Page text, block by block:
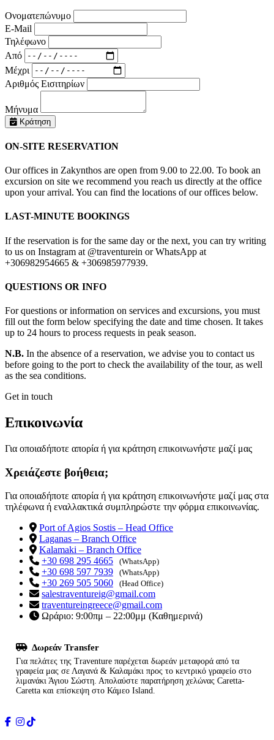
Ονοματεπώνυμο
E-Mail
Τηλέφωνο
Από
Μέχρι
Αριθμός Εισιτηρίων
Μήνυμα
Κράτηση
ON-SITE RESERVATION
Our offices in Zakynthos are open from 9.00 to 22.00. To book an
excursion on site we recommend you reach us directly at the office
upon your arrival. You can find the locations of our offices below.
LAST-MINUTE BOOKINGS
If the reservation is for the same day or the next, you can try writing
to us on Instagram at @traventurein or WhatsApp at
+306982954665 & +306985977939.
QUESTIONS OR INFO
For questions or information on services and excursions, you must
fill out the form below specifying the date and time chosen. It takes
up to 24 hours to process requests in peak season.
N.B. In the absence of a reservation, we advise you to contact us
before going to the port to check the availability of the tour, as well
as the sea conditions.
Get in touch
Επικοινωνία
Για οποιαδήποτε απορία ή για κράτηση επικοινωνήστε μαζί μας
Χρειάζεστε βοήθεια;
Για οποιαδήποτε απορία ή για κράτηση επικοινωνήστε μαζί μας στα
τηλέφωνα ή εναλλακτικά συμπληρώστε την φόρμα επικοινωνίας.
Port of Agios Sostis – Head Office
Laganas – Branch Office
Kalamaki – Branch Office
+30 698 295 4665
(WhatsApp)
+30 698 597 7939 (WhatsApp)
+30 269 505 5060 (Head Office)
salestraventureig@gmail.com
traventureingreece@gmail.com
Ωράριο: 9:00πμ – 22:00μμ (Καθημερινά)
Δωρεάν Transfer
Για πελάτες της Traventure παρέχεται δωρεάν μεταφορά από τα
γραφεία μας σε Λαγανά & Καλαμάκι προς το κεντρικό γραφείο στο
λιμανάκι Άγιου Σώστη. Απολαύστε παρατήρηση χελώνας Caretta-
Caretta και επίσκεψη στο Κάμεο Island.